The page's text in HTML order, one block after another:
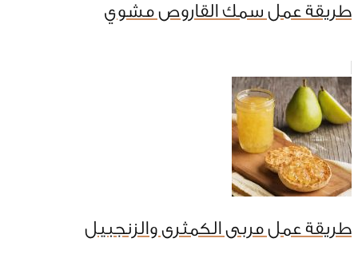
طريقة عمل سمك القاروص مشوي
طريقة عمل مربى الكمثرى والزنجبيل